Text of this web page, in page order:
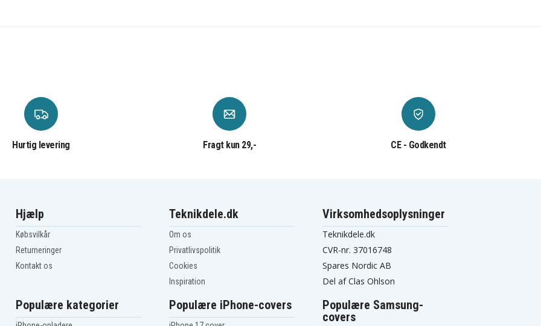
Hurtig levering Fragt kun 29,- CE - Godkendt
Hjælp
Købsvilkår
Returneringer
Kontakt os
Teknikdele.dk
Om os
Privatlivspolitik
Cookies
Inspiration
Virksomhedsoplysninger
Teknikdele.dk
CVR-nr. 37016748
Spares Nordic AB
Del af Clas Ohlson
Populære kategorier Populære iPhone-covers
Populære Samsung-
covers